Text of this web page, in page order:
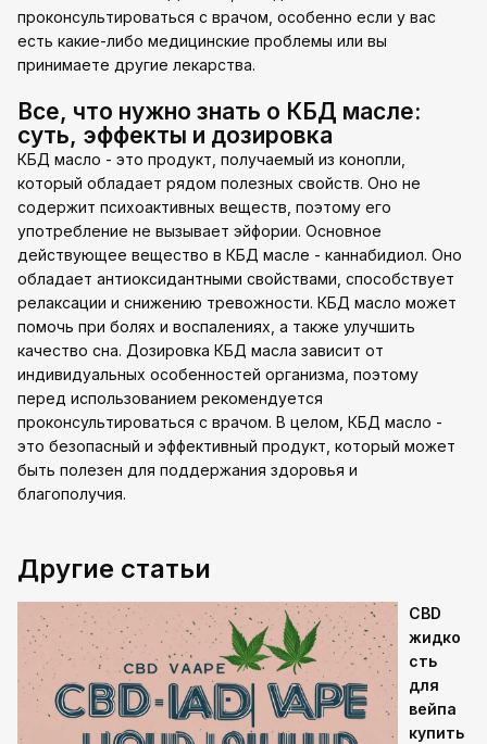
проконсультироваться с врачом, особенно если у вас
есть какие-либо медицинские проблемы или вы
принимаете другие лекарства.
Все, что нужно знать о КБД масле:
суть, эффекты и дозировка
КБД масло - это продукт, получаемый из конопли,
который обладает рядом полезных свойств. Оно не
содержит психоактивных веществ, поэтому его
употребление не вызывает эйфории. Основное
действующее вещество в КБД масле - каннабидиол. Оно
обладает антиоксидантными свойствами, способствует
релаксации и снижению тревожности. КБД масло может
помочь при болях и воспалениях, а также улучшить
качество сна. Дозировка КБД масла зависит от
индивидуальных особенностей организма, поэтому
перед использованием рекомендуется
проконсультироваться с врачом. В целом, КБД масло -
это безопасный и эффективный продукт, который может
быть полезен для поддержания здоровья и
благополучия.
Другие статьи
CBD
жидко
сть
для
вейпа
купить